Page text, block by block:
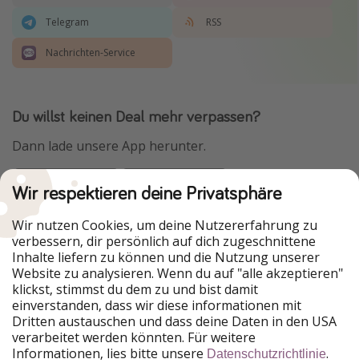
Telegram RSS
Nachrichten-Service
Du willst keinen Deal mehr verpassen?
Dann lade unsere App herunter.
Urlaubspiraten ist Teil der HolidayPirates Group
Unsere Märkte
PiratinViaggio
HolidayPirates
VakantiePiraten
WakacyjniPiraci
VoyagesPirates
Ferienpiraten
Urlaubspiraten
ViajerosPiratas
TravelPirates
Wir respektieren deine Privatsphäre
Wir nutzen Cookies, um deine Nutzererfahrung zu
verbessern, dir persönlich auf dich zugeschnittene
Inhalte liefern zu können und die Nutzung unserer
Website zu analysieren. Wenn du auf "alle akzeptieren"
klickst, stimmst du dem zu und bist damit
einverstanden, dass wir diese informationen mit
Dritten austauschen und dass deine Daten in den USA
verarbeitet werden könnten. Für weitere
Informationen, lies bitte unsere Datenschutzrichtlinie.